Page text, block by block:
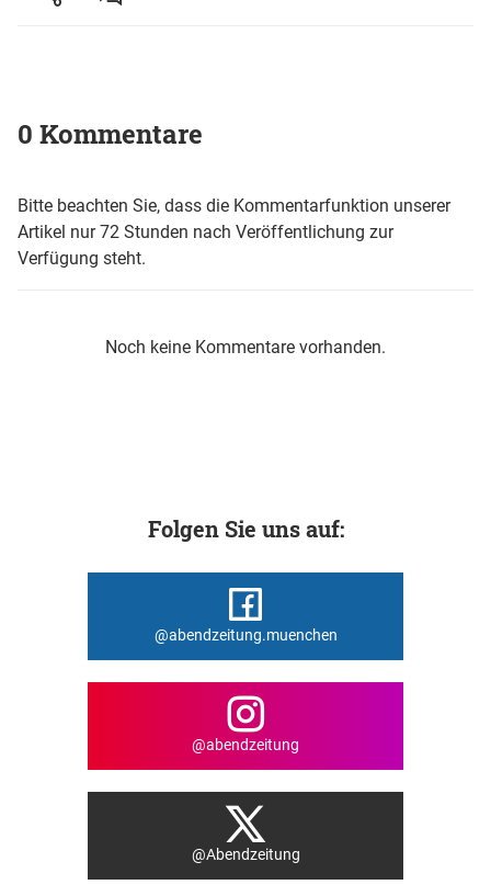
0 Kommentare
Bitte beachten Sie, dass die Kommentarfunktion unserer
Artikel nur 72 Stunden nach Veröffentlichung zur
Verfügung steht.
Noch keine Kommentare vorhanden.
Folgen Sie uns auf:
@abendzeitung.muenchen
@abendzeitung
@Abendzeitung